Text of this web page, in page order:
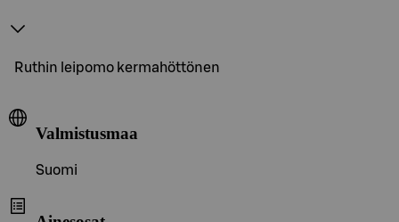
Ruthin leipomo kermahöttönen
Valmistusmaa
Suomi